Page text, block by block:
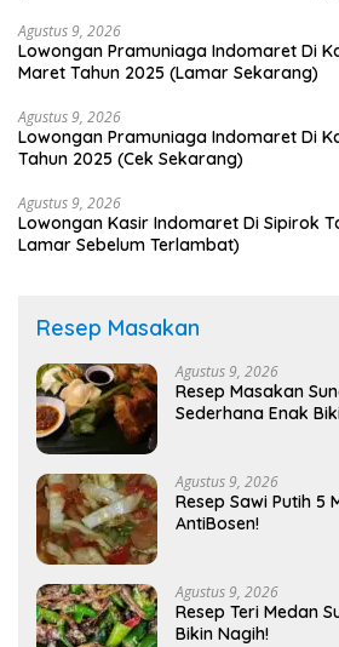
Agustus 9, 2026
Lowongan Pramuniaga Indomaret Di
Maret Tahun 2025 (Lamar Sekarang)
Agustus 9, 2026
Lowongan Pramuniaga Indomaret Di
Tahun 2025 (Cek Sekarang)
Agustus 9, 2026
Lowongan Kasir Indomaret Di Sipirok
Lamar Sebelum Terlambat)
Resep Masakan
Agustus 9, 2026
Resep Masakan
Sederhana Enak
Agustus 9, 2026
Resep Sawi Putih 5
AntiBosen!
Agustus 9, 2026
Resep Teri Medan
Bikin Nagih!